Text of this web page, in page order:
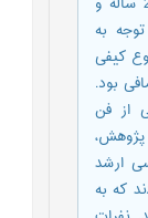
به
کیفی
بود.
از فن
ارشد
تحصیلی 98-1397 بودند که به